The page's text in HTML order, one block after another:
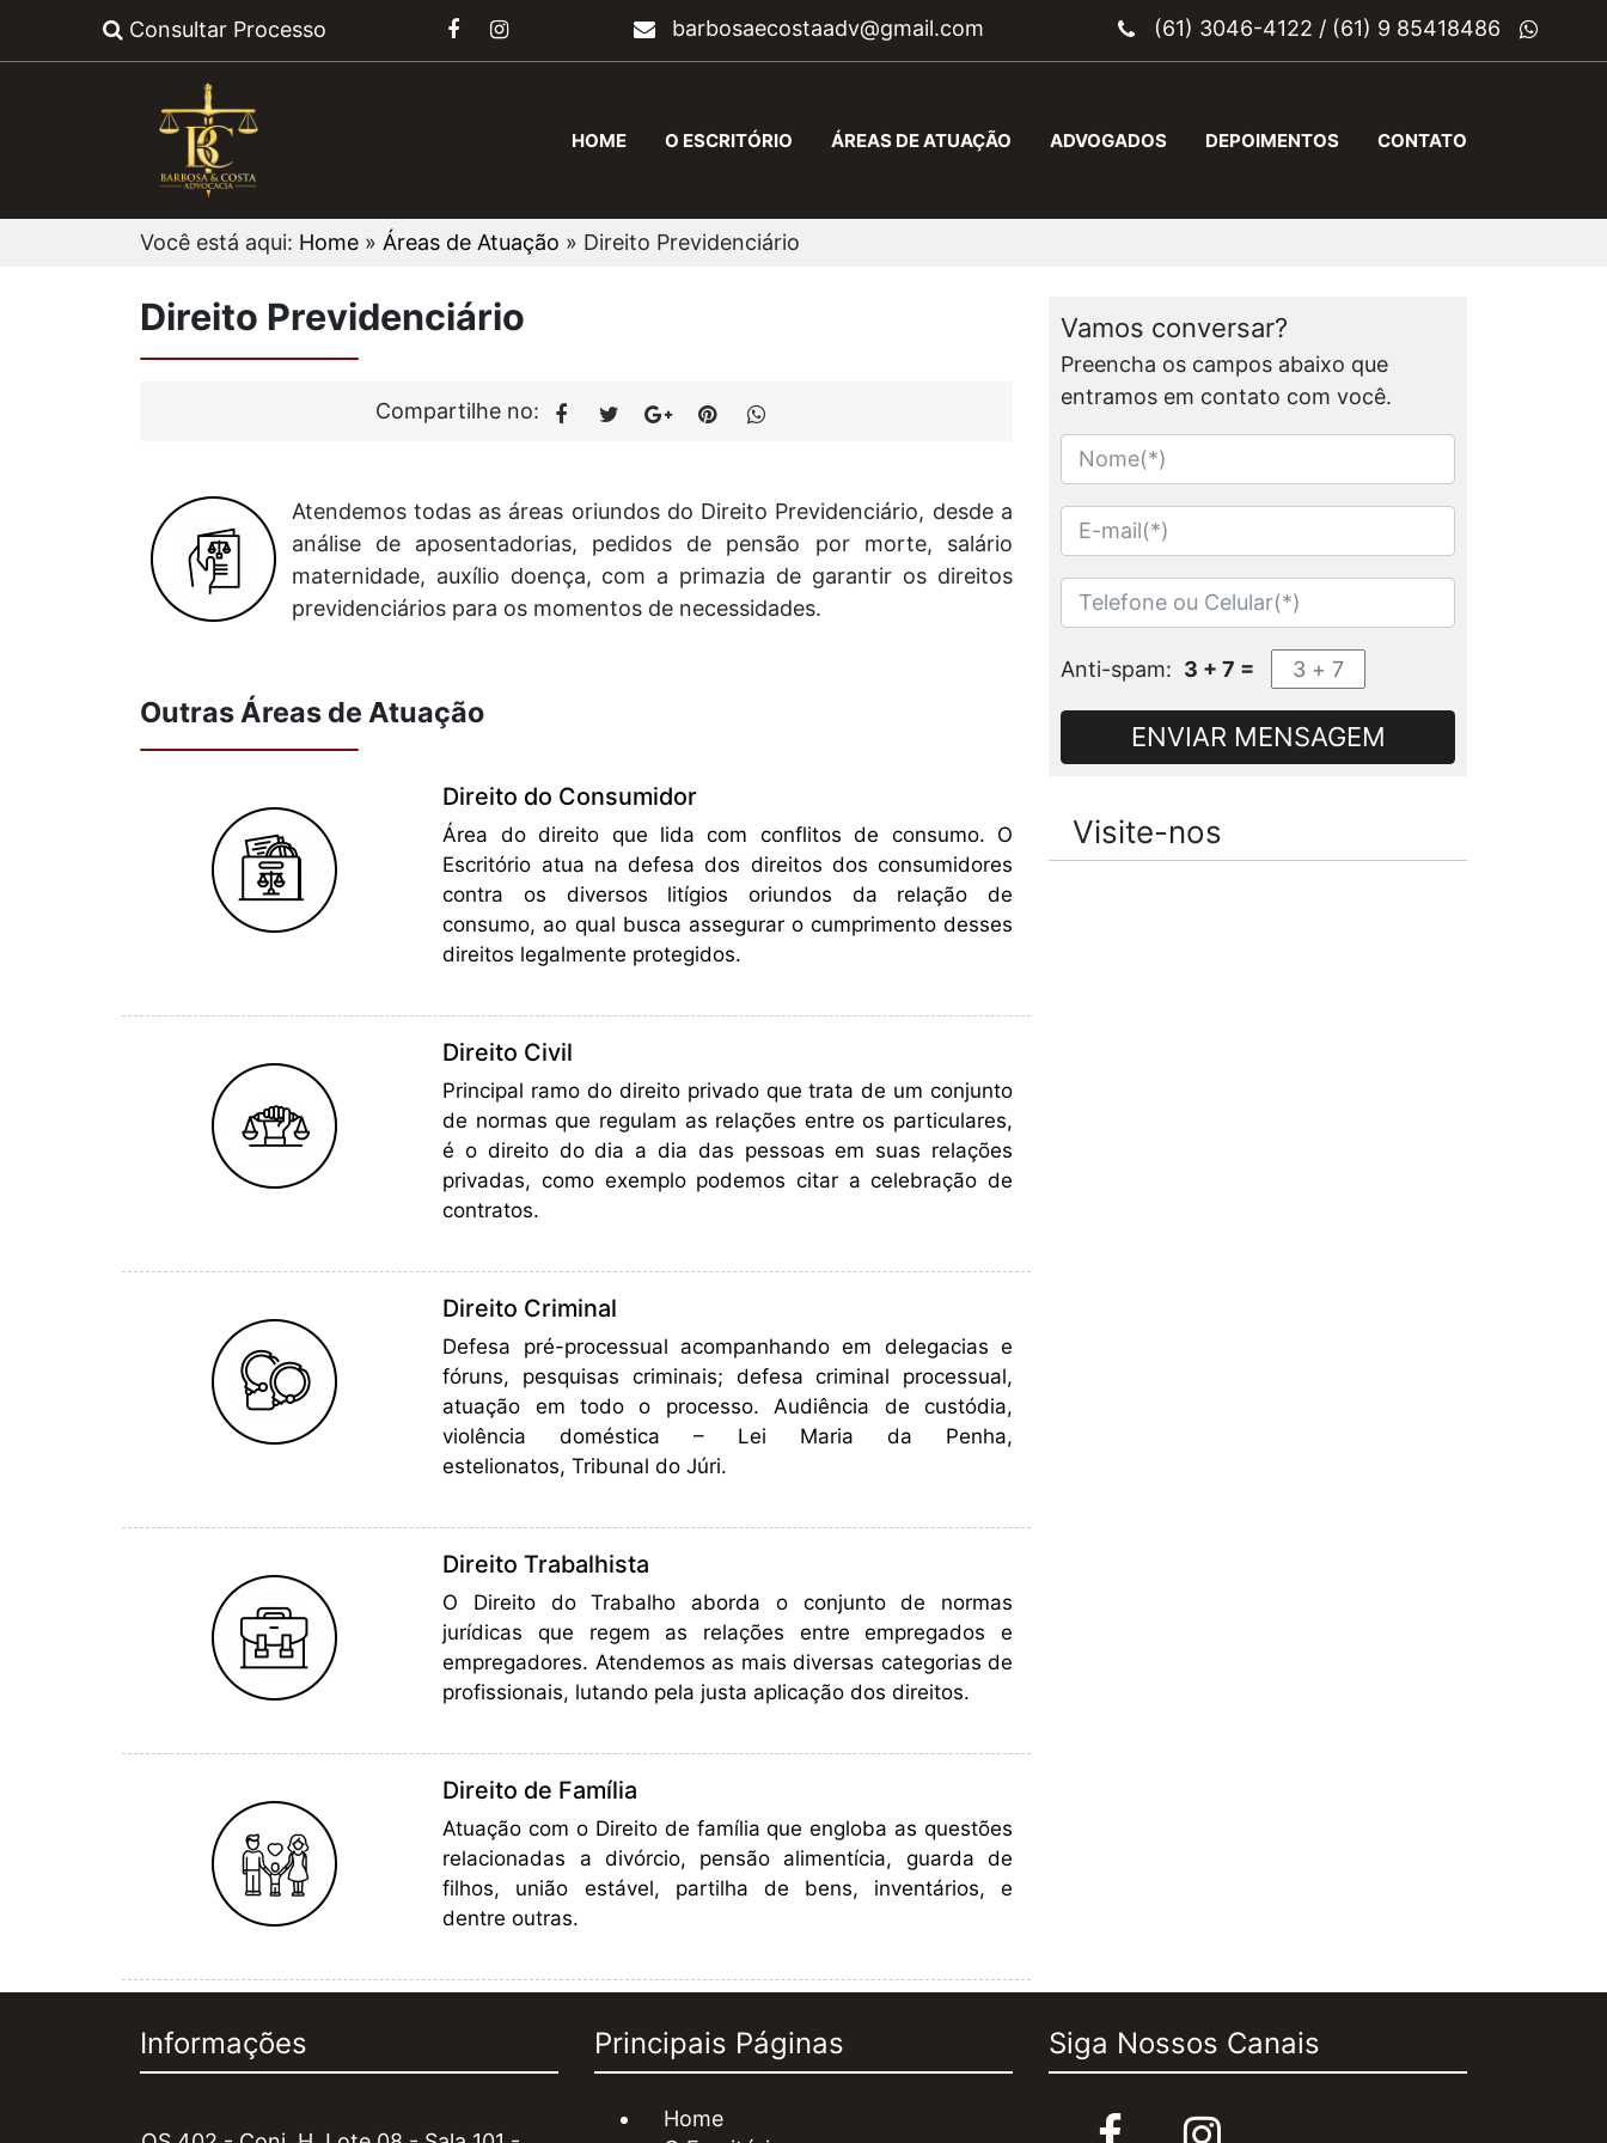
Consultar Processo barbosaecostaadv@gmail.com (61) 3046-4122 / (61) 9 85418486
HOME O ESCRITÓRIO ÁREAS DE ATUAÇÃO ADVOGADOS DEPOIMENTOS CONTATO
Você está aqui: Home » Áreas de Atuação » Direito Previdenciário
Direito Previdenciário
Compartilhe no:
Atendemos todas as áreas oriundos do Direito Previdenciário, desde a
análise de aposentadorias, pedidos de pensão por morte, salário
maternidade, auxílio doença, com a primazia de garantir os direitos
previdenciários para os momentos de necessidades.
Outras Áreas de Atuação
Direito do Consumidor
Área do direito que lida com conflitos de consumo. O
Escritório atua na defesa dos direitos dos consumidores
contra os diversos litígios oriundos da relação de
consumo, ao qual busca assegurar o cumprimento desses
direitos legalmente protegidos.
Direito Civil
Principal ramo do direito privado que trata de um conjunto
de normas que regulam as relações entre os particulares,
é o direito do dia a dia das pessoas em suas relações
privadas, como exemplo podemos citar a celebração de
contratos.
Direito Criminal
Defesa pré-processual acompanhando em delegacias e
fóruns, pesquisas criminais; defesa criminal processual,
atuação em todo o processo. Audiência de custódia,
violência doméstica – Lei Maria da Penha,
estelionatos, Tribunal do Júri.
Direito Trabalhista
O Direito do Trabalho aborda o conjunto de normas
jurídicas que regem as relações entre empregados e
empregadores. Atendemos as mais diversas categorias de
profissionais, lutando pela justa aplicação dos direitos.
Direito de Família
Atuação com o Direito de família que engloba as questões
relacionadas a divórcio, pensão alimentícia, guarda de
filhos, união estável, partilha de bens, inventários, e
dentre outras.
Vamos conversar?
Preencha os campos abaixo que
entramos em contato com você.
Anti-spam: 3 + 7 =
ENVIAR MENSAGEM
Visite-nos
Informações Principais Páginas
Home
Siga Nossos Canais